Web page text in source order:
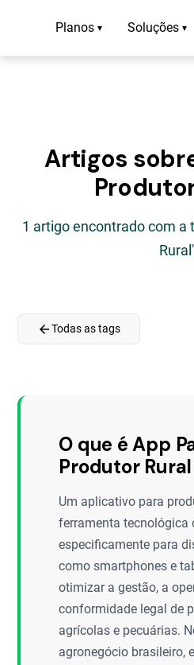
Planos ▾ Soluções ▾
Artigos
1 artigo encontrado com a
arrow_backTodas as tags
O que é App
Produtor Rural
Um aplicativo para
ferramenta tecnológica
especificamente para
como smartphones e
otimizar a gestão, a
conformidade legal de
agrícolas e pecuárias.
agronegócio brasileiro,